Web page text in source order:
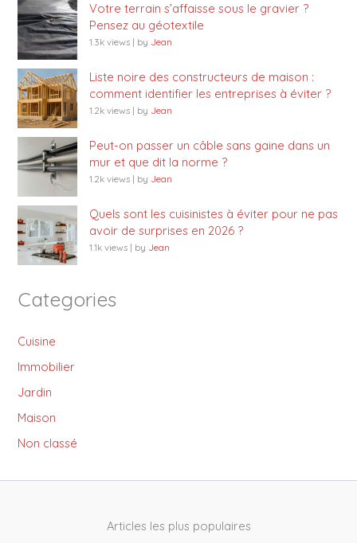
Votre terrain s’affaisse sous le gravier ?
Pensez au géotextile
1.3k views | by Jean
Liste noire des constructeurs de maison :
comment identifier les entreprises à éviter ?
1.2k views | by Jean
Peut-on passer un câble sans gaine dans un
mur et que dit la norme ?
1.2k views | by Jean
Quels sont les cuisinistes à éviter pour ne pas
avoir de surprises en 2026 ?
1.1k views | by Jean
Categories
Cuisine
Immobilier
Jardin
Maison
Non classé
Articles les plus populaires